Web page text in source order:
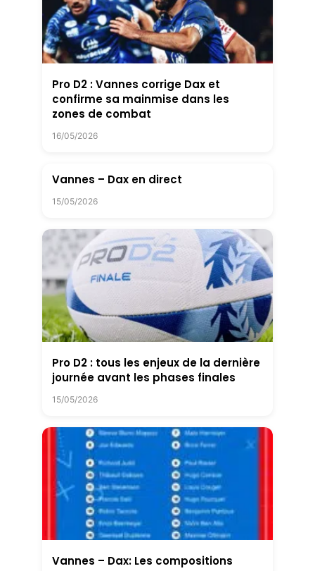
Pro D2 : Vannes corrige Dax et
confirme sa mainmise dans les
zones de combat
16/05/2026
Vannes – Dax en direct
15/05/2026
Pro D2 : tous les enjeux de la dernière
journée avant les phases finales
15/05/2026
Vannes – Dax: Les compositions